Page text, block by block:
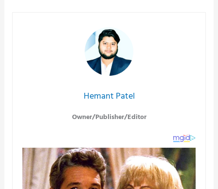
Hemant Patel
Owner/Publisher/Editor